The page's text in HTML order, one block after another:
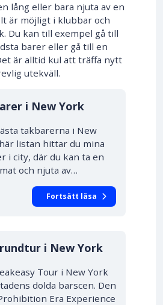
lång eller bara njuta av en
är möjligt i klubbar och
Du kan till exempel gå till
barer eller gå till en
är alltid kul att träffa nytt
utekväll.
i New York
takbarerna i New
listan hittar du mina
i city, där du kan ta en
och njuta av…
Fortsätt läsa
i New York
Tour i New York
dolda barscen. Den
Era Experience